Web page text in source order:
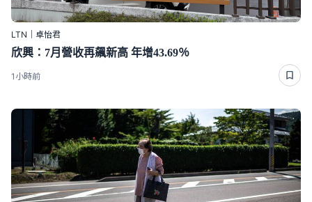
LTN｜卓怡君
欣興：7月營收再飆新高 年增43.69％
1小時前